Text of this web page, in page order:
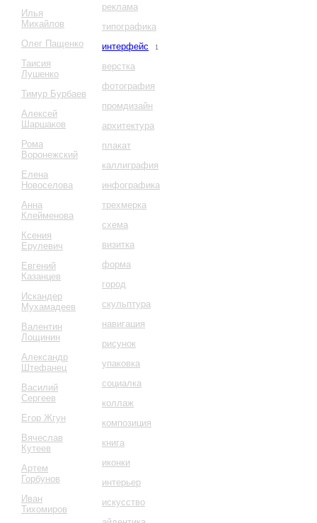
Илья
Михайлов
Олег Пащенко
Таисия
Лушенко
Тимур Бурбаев
Алексей
Шаршаков
Рома
Воронежский
Елена
Новоселова
Анна
Клейменова
Ксения
Ерулевич
Евгений
Казанцев
Искандер
Мухамадеев
Валентин
Лощинин
Александр
Штефанец
Василий
Сергеев
Егор Жгун
Вячеслав
Кутеев
Артем
Горбунов
Иван
Тихомиров
реклама
типографика
интерфейс
1
верстка
фотография
промдизайн
архитектура
плакат
каллиграфия
инфографика
трехмерка
схема
визитка
форма
город
скульптура
навигация
рисунок
упаковка
социалка
коллаж
композиция
книга
иконки
интерьер
искусство